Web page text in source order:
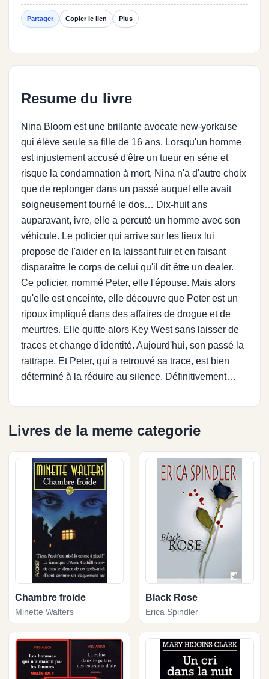
Partager Copier le lien Plus
Resume du livre
Nina Bloom est une brillante avocate new-yorkaise
qui élève seule sa fille de 16 ans. Lorsqu'un homme
est injustement accusé d'être un tueur en série et
risque la condamnation à mort, Nina n'a d'autre choix
que de replonger dans un passé auquel elle avait
soigneusement tourné le dos… Dix-huit ans
auparavant, ivre, elle a percuté un homme avec son
véhicule. Le policier qui arrive sur les lieux lui
propose de l'aider en la laissant fuir et en faisant
disparaître le corps de celui qu'il dit être un dealer.
Ce policier, nommé Peter, elle l'épouse. Mais alors
qu'elle est enceinte, elle découvre que Peter est un
ripoux impliqué dans des affaires de drogue et de
meurtres. Elle quitte alors Key West sans laisser de
traces et change d'identité. Aujourd'hui, son passé la
rattrape. Et Peter, qui a retrouvé sa trace, est bien
déterminé à la réduire au silence. Définitivement…
Livres de la meme categorie
Chambre froide
Minette Walters
Black Rose
Erica Spindler